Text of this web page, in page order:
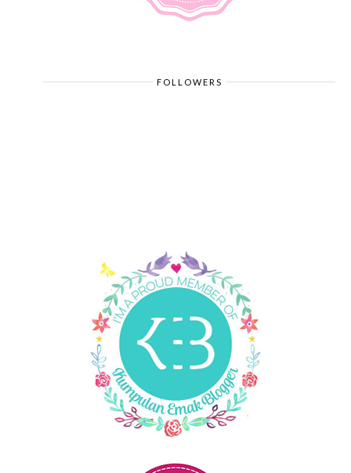
FOLLOWERS